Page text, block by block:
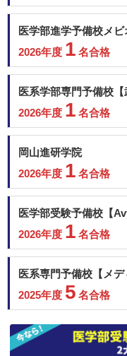
医学部進学予備校メビ
2026年度 1 名合格
医系学部専門予備校【
2026年度 1 名合格
岡山進研学院
2026年度 1 名合格
医学部受験予備校【
2026年度 1 名合格
医系専門予備校【メ
2025年度 5 名合格